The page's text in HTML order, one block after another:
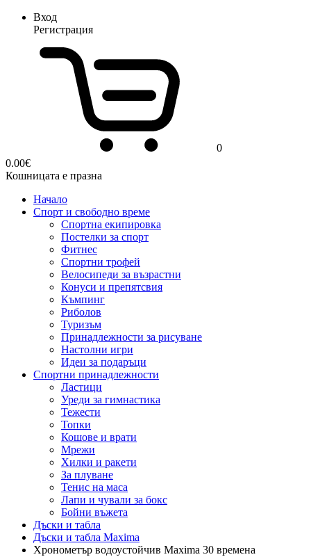
Вход
Регистрация
0
0.00€
Кошницата е празна
Начало
Спорт и свободно време
Спортна екипировка
Постелки за спорт
Фитнес
Спортни трофей
Велосипеди за възрастни
Конуси и препятсвия
Къмпинг
Риболов
Туризъм
Принадлежности за рисуване
Настолни игри
Идеи за подаръци
Спортни принадлежности
Ластици
Уреди за гимнастика
Тежести
Топки
Кошове и врати
Мрежи
Хилки и ракети
За плуване
Тенис на масa
Лапи и чували за бокс
Бойни въжета
Дъски и табла
Дъски и табла Maxima
Хронометър водоустойчив Maxima 30 времена